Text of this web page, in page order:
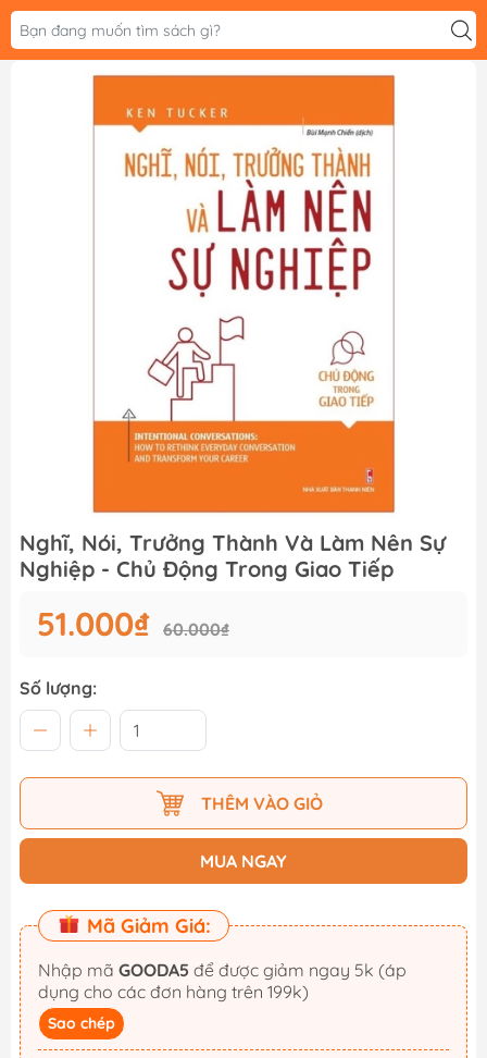
Nghĩ, Nói, Trưởng Thành Và Làm Nên Sự
Nghiệp - Chủ Động Trong Giao Tiếp
51.000₫ 60.000₫
Số lượng:
THÊM VÀO GIỎ
MUA NGAY
Mã Giảm Giá:
Nhập mã GOODA5
dụng cho các đơn hàng trên 199k)
Sao chép